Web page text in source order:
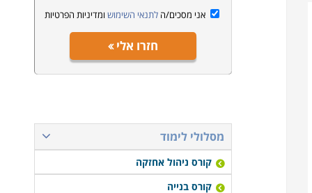
אני מסכים/הלתנאי השימוש ומדיניות הפרטיות
חזרו אלי
מסלולי לימוד
קורס ניהול אחזקה
קורס בנייה